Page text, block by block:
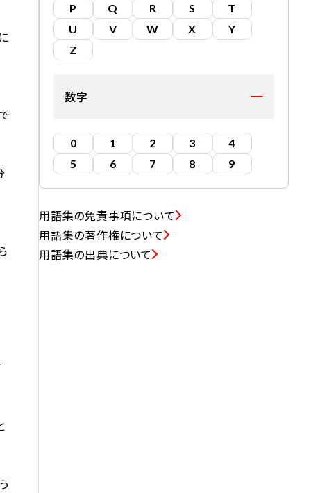
P
Q R S
T
U
V W X
Y
Z
数字
0 1 2 3
4
5
6 7 8 9
用語集の免責事項について
用語集の著作権について
用語集の出典について